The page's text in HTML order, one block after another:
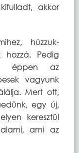
akkor
húzzuk-
hozzá. Pedig
éppen az
vagyunk
Mert ott,
egy új,
keresztül
ami az